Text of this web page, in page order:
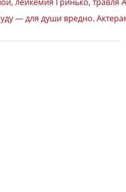
— для души вредно.